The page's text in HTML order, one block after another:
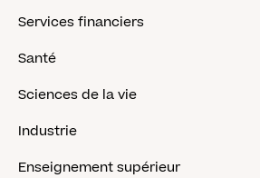
Services financiers
Santé
Sciences de la vie
Industrie
Enseignement supérieur